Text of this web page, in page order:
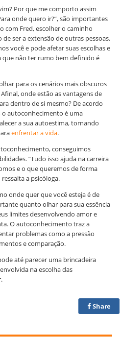
Por que me comporto assim
onde quero ir?”, são importantes
com Fred, escolher o caminho
ser a extensão de outras pessoas.
você e pode afetar suas escolhas e
não ter rumo bem definido é
para os cenários mais obscuros
onde estão as vantagens de
dentro de si mesmo? De acordo
o autoconhecimento é uma
a sua autoestima, tornando
enfrentar a vida.
conseguimos
“Tudo isso ajuda na carreira
e o que queremos de forma
a psicóloga.
onde quer que você esteja é de
quanto olhar para sua essência
limites desenvolvendo amor e
O autoconhecimento traz a
problemas como a pressão
e comparação.
até parecer uma brincadeira
na escolha das
Share